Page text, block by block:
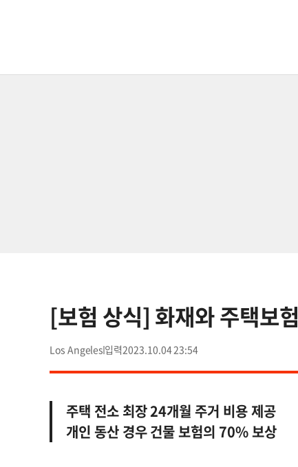
[보험 상식] 화재와 주택보험
Los Angeles 2023.10.04 23:54
주택 전소 최장 24개월 주거 비용 제공
개인 동산 경우 건물 보험의 70% 보상